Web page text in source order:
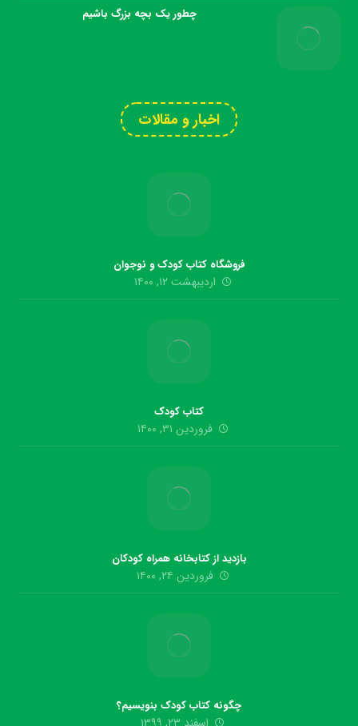
چطور یک بچه بزرگ باشیم
اخبار و مقالات
فروشگاه کتاب کودک و نوجوان
اردیبهشت ۱۲, ۱۴۰۰
کتاب کودک
فروردین ۳۱, ۱۴۰۰
بازدید از کتابخانه همراه کودکان
فروردین ۲۴, ۱۴۰۰
چگونه کتاب کودک بنویسیم؟